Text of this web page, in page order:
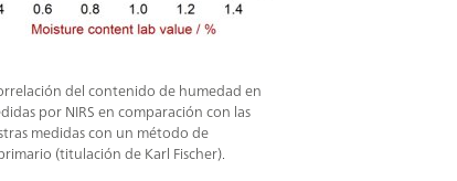
del contenido de humedad en
por NIRS en comparación con las
medidas con un método de
(titulación de Karl Fischer).